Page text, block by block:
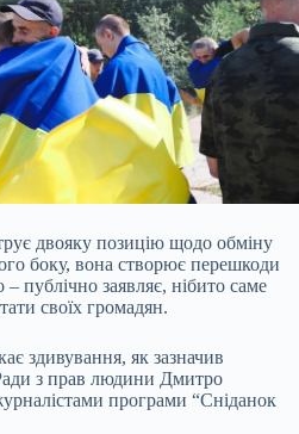
двояку позицію щодо обміну
боку, вона створює перешкоди
публічно заявляє, нібито саме
своїх громадян.
здивування, як зазначив
з прав людини Дмитро
програми “Сніданок